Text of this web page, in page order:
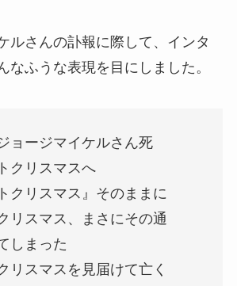
ルさんの訃報に際して、インタ
なふうな表現を目にしました。
ョージマイケルさん死
クリスマスへ
クリスマス』そのままに
リスマス、まさにその通
しまった
リスマスを見届けて亡く